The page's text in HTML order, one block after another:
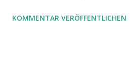
mit UND oder ODER oder
KOMMENTAR VERÖFFENTLICHEN